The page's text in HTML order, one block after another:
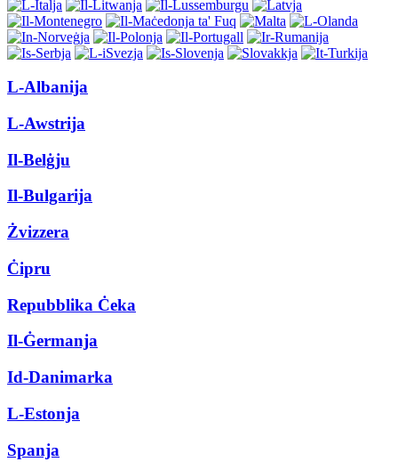
L-Albanija
L-Awstrija
Il-Belġju
Il-Bulgarija
Żvizzera
Ċipru
Repubblika Ċeka
Il-Ġermanja
Id-Danimarka
L-Estonja
Spanja